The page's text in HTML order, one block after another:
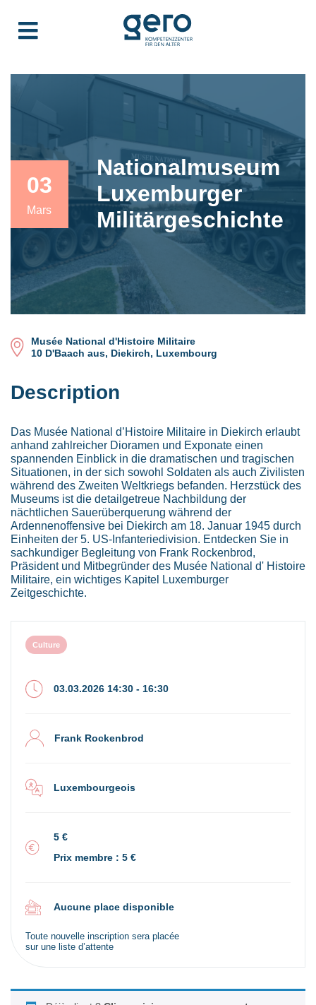
03
Mars
Nationalmuseum
Luxemburger
Militärgeschichte
Musée National d'Histoire Militaire
10 D'Baach aus, Diekirch, Luxembourg
Description
Das Musée National d’Histoire Militaire in Diekirch erlaubt
anhand zahlreicher Dioramen und Exponate einen
spannenden Einblick in die dramatischen und tragischen
Situationen, in der sich sowohl Soldaten als auch Zivilisten
während des Zweiten Weltkriegs befanden. Herzstück des
Museums ist die detailgetreue Nachbildung der
nächtlichen Sauerüberquerung während der
Ardennenoffensive bei Diekirch am 18. Januar 1945 durch
Einheiten der 5. US-Infanteriedivision. Entdecken Sie in
sachkundiger Begleitung von Frank Rockenbrod,
Präsident und Mitbegründer des Musée National d' Histoire
Militaire, ein wichtiges Kapitel Luxemburger
Zeitgeschichte.
Culture
03.03.2026 14:30 - 16:30
Frank Rockenbrod
Luxembourgeois
5 €
Prix membre : 5 €
Aucune place disponible
Toute nouvelle inscription sera placée
sur une liste d’attente